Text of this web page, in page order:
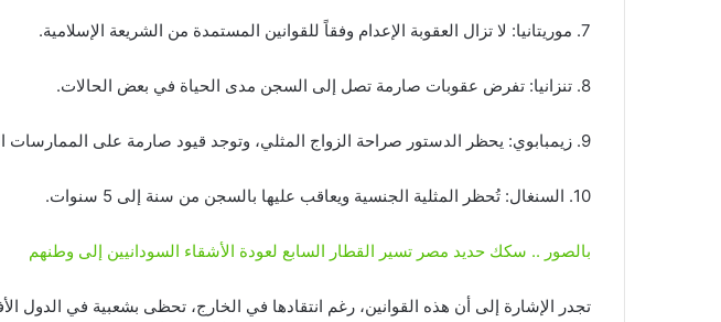
7. موريتانيا: لا تزال العقوبة الإعدام وفقاً للقوانين المستمدة من الشريعة الإسلامية.
8. تنزانيا: تفرض عقوبات صارمة تصل إلى السجن مدى الحياة في بعض الحالات.
9. زيمبابوي: يحظر الدستور صراحة الزواج المثلي، وتوجد قيود صارمة على الممارسات المثلية.
10. السنغال: تُحظر المثلية الجنسية ويعاقب عليها بالسجن من سنة إلى 5 سنوات.
بالصور .. سكك حديد مصر تسير القطار السابع لعودة الأشقاء السودانيين إلى وطنهم
تجدر الإشارة إلى أن هذه القوانين، رغم انتقادها في الخارج، تحظى بشعبية في الدول